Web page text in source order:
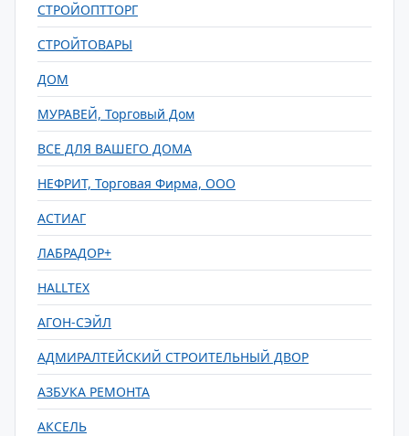
СТРОЙОПТТОРГ
СТРОЙТОВАРЫ
ДОМ
МУРАВЕЙ, Торговый Дом
ВСЕ ДЛЯ ВАШЕГО ДОМА
НЕФРИТ, Торговая Фирма, ООО
АСТИАГ
ЛАБРАДОР+
HALLTEX
АГОН-СЭЙЛ
АДМИРАЛТЕЙСКИЙ СТРОИТЕЛЬНЫЙ ДВОР
АЗБУКА РЕМОНТА
АКСЕЛЬ